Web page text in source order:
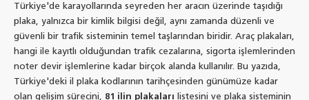
Türkiye'de karayollarında seyreden her aracın üzerinde taşıdığı
plaka, yalnızca bir kimlik bilgisi değil, aynı zamanda düzenli ve
güvenli bir trafik sisteminin temel taşlarından biridir. Araç plakaları,
hangi ile kayıtlı olduğundan trafik cezalarına, sigorta işlemlerinden
noter devir işlemlerine kadar birçok alanda kullanılır. Bu yazıda,
Türkiye'deki il plaka kodlarının tarihçesinden günümüze kadar
olan gelişim sürecini, 81 ilin plakaları listesini ve plaka sisteminin